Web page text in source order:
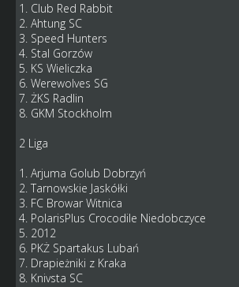
1. Club Red Rabbit
2. Ahtung SC
3. Speed Hunters
4. Stal Gorzów
5. KS Wieliczka
6. Werewolves SG
7. ŻKS Radlin
8. GKM Stockholm
2 Liga
1. Arjuma Golub Dobrzyń
2. Tarnowskie Jaskółki
3. FC Browar Witnica
4. PolarisPlus Crocodile Niedobczyce
5. 2012
6. PKŻ Spartakus Lubań
7. Drapieżniki z Kraka
8. Knivsta SC